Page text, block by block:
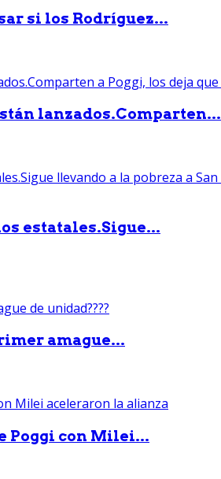
si los Rodríguez...
lanzados.Comparten...
estatales.Sigue...
amague...
Poggi con Milei...